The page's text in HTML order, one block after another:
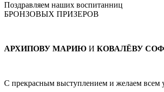
Поздравляем наших воспитанниц
БРОНЗОВЫХ ПРИЗЕРОВ
АРХИПОВУ МАРИЮ И КОВАЛЁВУ
С прекрасным выступлением и желаем всем